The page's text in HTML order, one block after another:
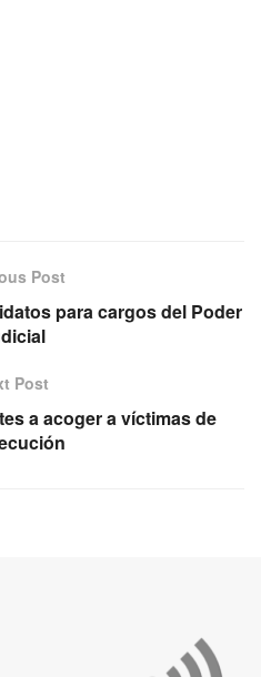
Post
para cargos del Poder
Post
a acoger a víctimas de